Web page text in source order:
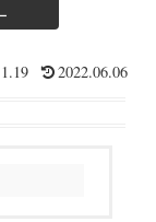
2022.06.06